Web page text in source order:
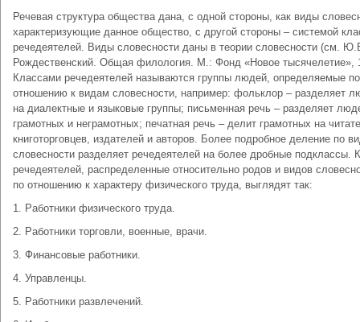
Речевая структура общества дана, с одной стороны, как виды
характеризующие данное общество, с другой стороны – системой
речедеятелей. Виды словесности даны в теории словесности (см.
Рождественский. Общая филология. М.: Фонд «Новое тысячелетие»,
Классами речедеятелей называются группы людей, определяемые по
отношению к видам словесности, например: фольклор – разделяет
на диалектные и языковые группы; письменная речь – разделяет
грамотных и неграмотных; печатная речь – делит грамотных на
книготорговцев, издателей и авторов. Более подробное деление по
словесности разделяет речедеятелей на более дробные подклассы.
речедеятелей, распределенные относительно родов и видов
по отношению к характеру физического труда, выглядят так:
1. Работники физического труда.
2. Работники торговли, военные, врачи.
3. Финансовые работники.
4. Управленцы.
5. Работники развлечений.